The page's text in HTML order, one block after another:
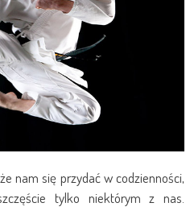
nam się przydać w codzienności,
tylko niektórym z nas.